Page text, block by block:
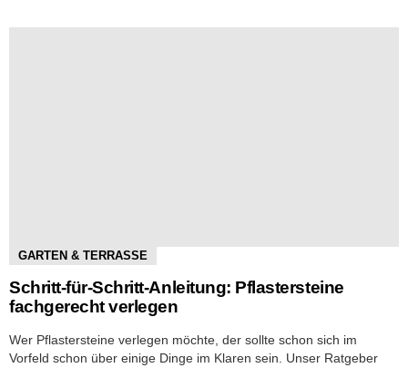
GARTEN & TERRASSE
Schritt-für-Schritt-Anleitung: Pflastersteine
fachgerecht verlegen
Wer Pflastersteine verlegen möchte, der sollte schon sich im
Vorfeld schon über einige Dinge im Klaren sein. Unser Ratgeber